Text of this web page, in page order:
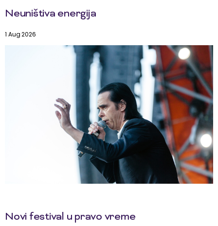
Neuništiva energija
1 Aug 2026
Novi festival u pravo vreme